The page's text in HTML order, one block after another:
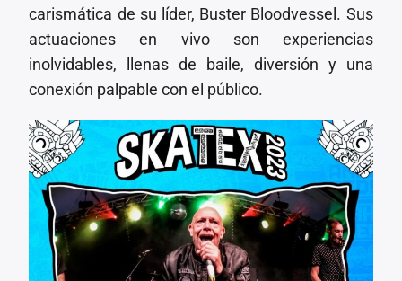
carismática de su líder, Buster Bloodvessel. Sus
actuaciones en vivo son experiencias
inolvidables, llenas de baile, diversión y una
conexión palpable con el público.